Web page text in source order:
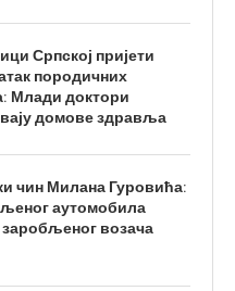
Српској пријети
породичних
Млади доктори
домове здравља
чин Милана Гуровића:
аутомобила
возача